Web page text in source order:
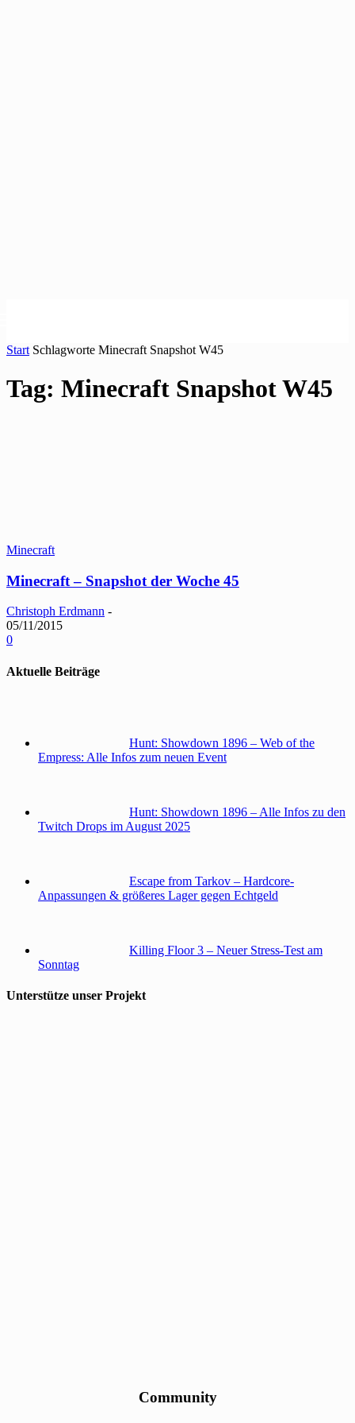
Start Schlagworte Minecraft Snapshot W45
Tag: Minecraft Snapshot W45
Minecraft
Minecraft – Snapshot der Woche 45
Christoph Erdmann -
05/11/2015
0
Aktuelle Beiträge
Hunt: Showdown 1896 – Web of the
Empress: Alle Infos zum neuen Event
Hunt: Showdown 1896 – Alle Infos zu den
Twitch Drops im August 2025
Escape from Tarkov – Hardcore-
Anpassungen & größeres Lager gegen Echtgeld
Killing Floor 3 – Neuer Stress-Test am
Sonntag
Unterstütze unser Projekt
Community